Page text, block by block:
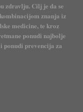
zdravlju. Cilj je da se
znanja iz
medicine, te kroz
ponudi najbolje
ponudi prevencija za